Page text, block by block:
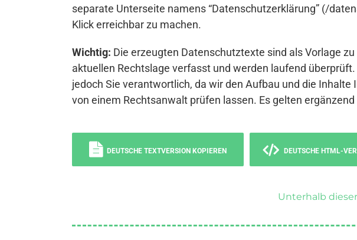
separate Unterseite namens “Datenschutzerklärung” (/
Klick erreichbar zu machen.
Wichtig: Die erzeugten Datenschutztexte sind als Vorlage
aktuellen Rechtslage verfasst und werden laufend
jedoch Sie verantwortlich, da wir den Aufbau und die
von einem Rechtsanwalt prüfen lassen. Es gelten ergänzend
DEUTSCHE TEXTVERSION KOPIEREN DEUTSCHE HTML-
Unterhalb